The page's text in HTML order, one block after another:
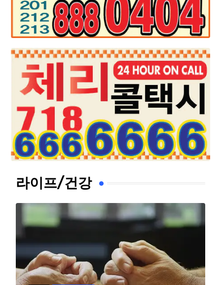
라이프/건강